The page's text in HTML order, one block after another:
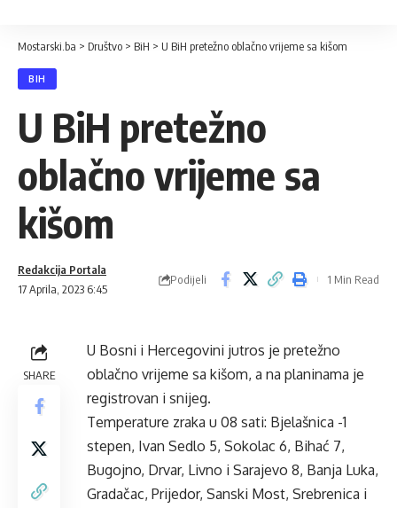
Mostarski.ba > Društvo > BiH > U BiH pretežno oblačno vrijeme sa kišom
BIH
U BiH pretežno
oblačno vrijeme sa
kišom
17 Aprila, 2023 6:45
Redakcija Portala
Podijeli 1 Min Read
SHARE
U Bosni i Hercegovini jutros je pretežno
oblačno vrijeme sa kišom, a na planinama je
registrovan i snijeg.
Temperature zraka u 08 sati: Bjelašnica -1
stepen, Ivan Sedlo 5, Sokolac 6, Bihać 7,
Bugojno, Drvar, Livno i Sarajevo 8, Banja Luka,
Gradačac, Prijedor, Sanski Most, Srebrenica i